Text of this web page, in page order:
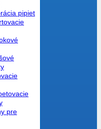
pipiet
pre